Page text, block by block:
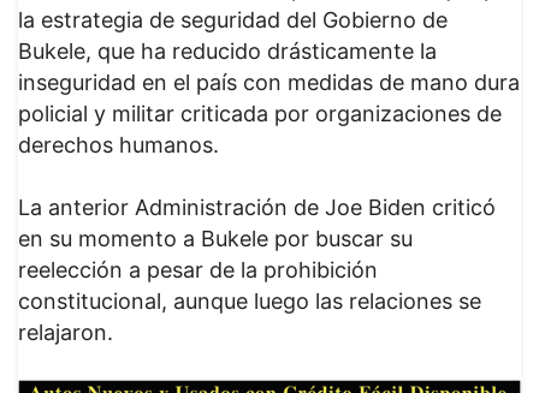
la estrategia de seguridad del Gobierno de
Bukele, que ha reducido drásticamente la
inseguridad en el país con medidas de mano dura
policial y militar criticada por organizaciones de
derechos humanos.
La anterior Administración de Joe Biden criticó
en su momento a Bukele por buscar su
reelección a pesar de la prohibición
constitucional, aunque luego las relaciones se
relajaron.